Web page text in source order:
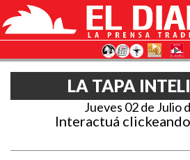
LA TAPA
Jueves 02 de Julio
Interactuá